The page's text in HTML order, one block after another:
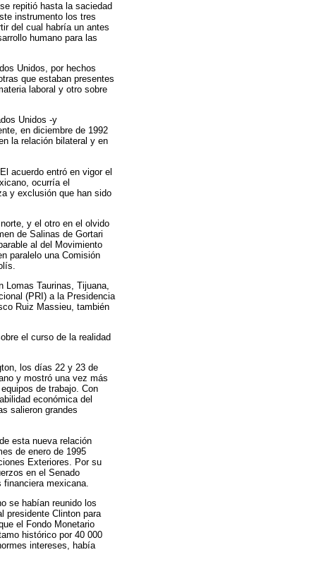
repitió hasta la saciedad
instrumento los tres
del cual habría un antes
humano para las
Unidos, por hechos
que estaban presentes
laboral y otro sobre
Unidos -y
en diciembre de 1992
la relación bilateral y en
acuerdo entró en vigor el
ocurría el
y exclusión que han sido
y el otro en el olvido
de Salinas de Gortari
al del Movimiento
paralelo una Comisión
Lomas Taurinas, Tijuana,
(PRI) a la Presidencia
Ruiz Massieu, también
el curso de la realidad
los días 22 y 23 de
y mostró una vez más
de trabajo. Con
económica del
salieron grandes
esta nueva relación
de enero de 1995
Exteriores. Por su
en el Senado
mexicana.
se habían reunido los
presidente Clinton para
el Fondo Monetario
histórico por 40 000
intereses, había